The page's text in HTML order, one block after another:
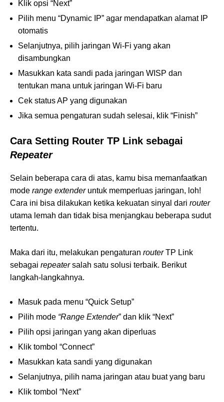
Klik opsi “Next”
Pilih menu “Dynamic IP” agar mendapatkan alamat IP
otomatis
Selanjutnya, pilih jaringan Wi-Fi yang akan
disambungkan
Masukkan kata sandi pada jaringan WISP dan
tentukan mana untuk jaringan Wi-Fi baru
Cek status AP yang digunakan
Jika semua pengaturan sudah selesai, klik “Finish”
Cara Setting Router TP Link sebagai
Repeater
Selain beberapa cara di atas, kamu bisa memanfaatkan
mode range extender untuk memperluas jaringan, loh!
Cara ini bisa dilakukan ketika kekuatan sinyal dari router
utama lemah dan tidak bisa menjangkau beberapa sudut
tertentu.
Maka dari itu, melakukan pengaturan routerTP Link
sebagai repeatersalah satu solusi terbaik. Berikut
langkah-langkahnya.
Masuk pada menu “Quick Setup”
Pilih mode “Range Extender” dan klik “Next”
Pilih opsi jaringan yang akan diperluas
Klik tombol “Connect”
Masukkan kata sandi yang digunakan
Selanjutnya, pilih nama jaringan atau buat yang baru
Klik tombol “Next”